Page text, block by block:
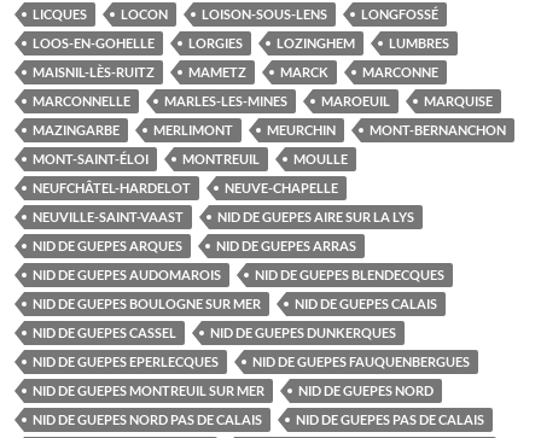
LICQUES
LOCON LOISON-SOUS-LENS
LONGFOSSÉ
LOOS-EN-GOHELLE
LORGIES LOZINGHEM
LUMBRES
MAISNIL-LÈS-RUITZ
MAMETZ MARCK
MARCONNE
MARCONNELLE
MARLES-LES-MINES MAROEUIL
MARQUISE
MAZINGARBE
MERLIMONT MEURCHIN
MONT-BERNANCHON
MONT-SAINT-ÉLOI
MONTREUIL
MOULLE
NEUFCHÂTEL-HARDELOT
NEUVE-CHAPELLE
NEUVILLE-SAINT-VAAST
NID DE GUEPES AIRE SUR LA LYS
NID DE GUEPES ARQUES
NID DE GUEPES ARRAS
NID DE GUEPES AUDOMAROIS
NID DE GUEPES BLENDECQUES
NID DE GUEPES BOULOGNE SUR MER
NID DE GUEPES CALAIS
NID DE GUEPES CASSEL
NID DE GUEPES DUNKERQUES
NID DE GUEPES EPERLECQUES
NID DE GUEPES FAUQUENBERGUES
NID DE GUEPES MONTREUIL SUR MER
NID DE GUEPES NORD
NID DE GUEPES NORD PAS DE CALAIS
NID DE GUEPES PAS DE CALAIS